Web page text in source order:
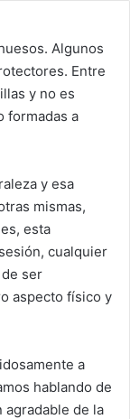
Algunos
Entre
y no es
formadas a
y esa
mismas,
esta
cualquier
ser
aspecto físico y
a
hablando de
agradable de la